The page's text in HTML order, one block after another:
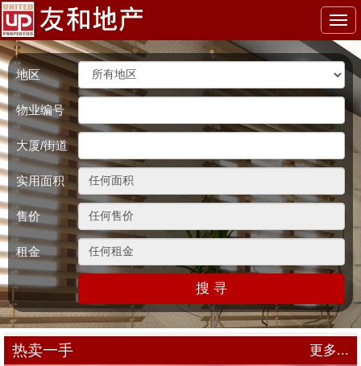
地区
物业编号
大厦/街道
实用面积
售价
租金
搜 寻
热卖一手 更多...